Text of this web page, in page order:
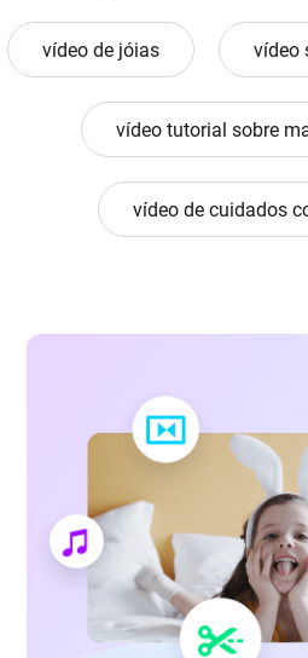
vídeo de jóias vídeo
vídeo tutorial sobre
vídeo de cuidados